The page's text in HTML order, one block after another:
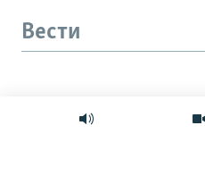
Вести
Интервју